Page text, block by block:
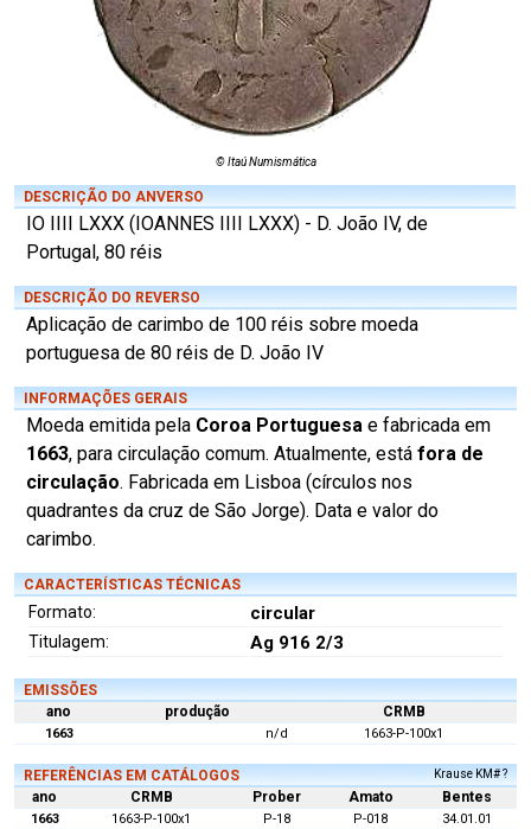
© Itaú Numismática
DESCRIÇÃO DO ANVERSO
IO IIII LXXX (IOANNES IIII LXXX) - D. João IV, de
Portugal, 80 réis
DESCRIÇÃO DO REVERSO
Aplicação de carimbo de 100 réis sobre moeda
portuguesa de 80 réis de D. João IV
INFORMAÇÕES GERAIS
Moeda emitida pela Coroa Portuguesa e fabricada em
1663, para circulação comum. Atualmente, está fora de
circulação. Fabricada em Lisboa (círculos nos
quadrantes da cruz de São Jorge). Data e valor do
carimbo.
CARACTERÍSTICAS TÉCNICAS
Formato: circular
Titulagem: Ag 916 2/3
EMISSÕES
ano
produção CRMB
1663 n/d 1663-P-100x1
REFERÊNCIAS EM CATÁLOGOS Krause KM# ?
ano CRMB Prober Amato Bentes
1663 1663-P-100x1 P-18 P-018 34.01.01